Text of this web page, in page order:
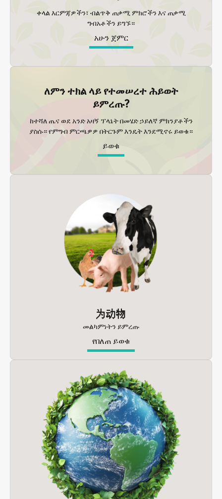
ቀላል እርምጃዎችን፣ ብልጥቅ ጠቃሚ ምክሮችን እና ጠቃሚ
ግብአቶችን ይግኙ።
አሁን ጀምር
ለምን ተክል ላይ የተመሠረተ ሕይወት
ይምረጡ?
ከተሻለ ጤና ወደ አንድ አዛኝ ፕላኔት በመሄድ ኃይለኛ ምክንያቶችን
ያስሱ። የምግብ ምርጫዎዎ በትርጉም እንዴት እንደሚኖሩ ይወቁ።
ይወቁ
为动物
መልካምነትን ይምረጡ
የበለጠ ይወቁ